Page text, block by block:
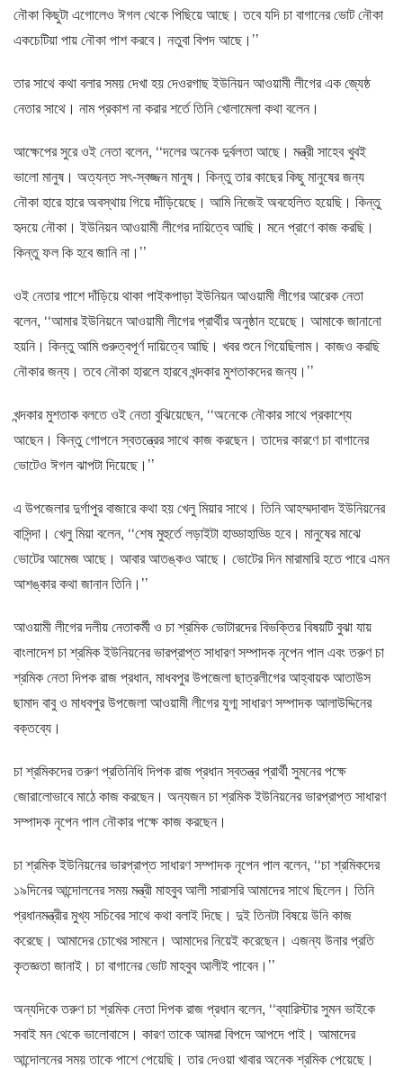
নৌকা কিছুটা এগোলেও ঈগল থেকে পিছিয়ে আছে। তবে যদি চা বাগানের ভোট নৌকা
একচেটিয়া পায় নৌকা পাশ করবে। নতুবা বিপদ আছে।’’
তার সাথে কথা বলার সময় দেখা হয় দেওরগাছ ইউনিয়ন আওয়ামী লীগের এক জ্যেষ্ঠ
নেতার সাথে। নাম প্রকাশ না করার শর্তে তিনি খোলামেলা কথা বলেন।
আক্ষেপের সুরে ওই নেতা বলেন, ‘‘দলের অনেক দুর্বলতা আছে। মন্ত্রী সাহেব খুবই
ভালো মানুষ। অত্যন্ত সৎ-স্বজ্জন মানুষ। কিন্তু তার কাছের কিছু মানুষের জন্য
নৌকা হারে হারে অবস্থায় গিয়ে দাঁড়িয়েছে। আমি নিজেই অবহেলিত হয়েছি। কিন্তু
হৃদয়ে নৌকা। ইউনিয়ন আওয়ামী লীগের দায়িত্বে আছি। মনে প্রাণে কাজ করছি।
কিন্তু ফল কি হবে জানি না।’’
ওই নেতার পাশে দাঁড়িয়ে থাকা পাইকপাড়া ইউনিয়ন আওয়ামী লীগের আরেক নেতা
বলেন, ‘‘আমার ইউনিয়নে আওয়ামী লীগের প্রার্থীর অনুষ্ঠান হয়েছে। আমাকে জানানো
হয়নি। কিন্তু আমি গুরুত্বপূর্ণ দায়িত্বে আছি। খবর শুনে গিয়েছিলাম। কাজও করছি
নৌকার জন্য। তবে নৌকা হারলে হারবে খন্দকার মুশতাকদের জন্য।’’
খন্দকার মুশতাক বলতে ওই নেতা বুঝিয়েছেন, ‘‘অনেকে নৌকার সাথে প্রকাশ্যে
আছেন। কিন্তু গোপনে স্বতন্ত্রের সাথে কাজ করছেন। তাদের কারণে চা বাগানের
ভোটেও ঈগল ঝাপটা দিয়েছে।’’
এ উপজেলার দুর্গাপুর বাজারে কথা হয় খেলু মিয়ার সাথে। তিনি আহম্মদাবাদ ইউনিয়নের
বাসিন্দা। খেলু মিয়া বলেন, ‘‘শেষ মুহুর্তে লড়াইটা হাড্ডাহাড্ডি হবে। মানুষের মাঝে
ভোটের আমেজ আছে। আবার আতঙ্কও আছে। ভোটের দিন মারামারি হতে পারে এমন
আশঙ্কার কথা জানান তিনি।’’
আওয়ামী লীগের দলীয় নেতাকর্মী ও চা শ্রমিক ভোটারদের বিভক্তির বিষয়টি বুঝা যায়
বাংলাদেশ চা শ্রমিক ইউনিয়নের ভারপ্রাপ্ত সাধারণ সম্পাদক নৃপেন পাল এবং তরুণ চা
শ্রমিক নেতা দিপক রাজ প্রধান, মাধবপুর উপজেলা ছাত্রলীগের আহ্বায়ক আতাউস
ছামাদ বাবু ও মাধবপুর উপজেলা আওয়ামী লীগের যুগ্ম সাধারণ সম্পাদক আলাউদ্দিনের
বক্তব্যে।
চা শ্রমিকদের তরুণ প্রতিনিধি দিপক রাজ প্রধান স্বতন্ত্র প্রার্থী সুমনের পক্ষে
জোরালোভাবে মাঠে কাজ করছেন। অন্যজন চা শ্রমিক ইউনিয়নের ভারপ্রাপ্ত সাধারণ
সম্পাদক নৃপেন পাল নৌকার পক্ষে কাজ করছেন।
চা শ্রমিক ইউনিয়নের ভারপ্রাপ্ত সাধারণ সম্পাদক নৃপেন পাল বলেন, ‘‘চা শ্রমিকদের
১৯দিনের আন্দোলনের সময় মন্ত্রী মাহবুব আলী সারাসরি আমাদের সাথে ছিলেন। তিনি
প্রধানমন্ত্রীর মুখ্য সচিবের সাথে কথা বলাই দিছে। দুই তিনটা বিষয়ে উনি কাজ
করেছে। আমাদের চোখের সামনে। আমাদের নিয়েই করেছেন। এজন্য উনার প্রতি
কৃতজ্ঞতা জানাই। চা বাগানের ভোট মাহবুব আলীই পাবেন।’’
অন্যদিকে তরুণ চা শ্রমিক নেতা দিপক রাজ প্রধান বলেন, ‘‘ব্যারিস্টার সুমন ভাইকে
সবাই মন থেকে ভালোবাসে। কারণ তাকে আমরা বিপদে আপদে পাই। আমাদের
আন্দোলনের সময় তাকে পাশে পেয়েছি। তার দেওয়া খাবার অনেক শ্রমিক পেয়েছে।